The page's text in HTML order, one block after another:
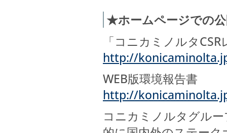
★ホームページでの
「コニカミノルタ
http://
WEB版環境報告書
http://
コニカミノルタグル